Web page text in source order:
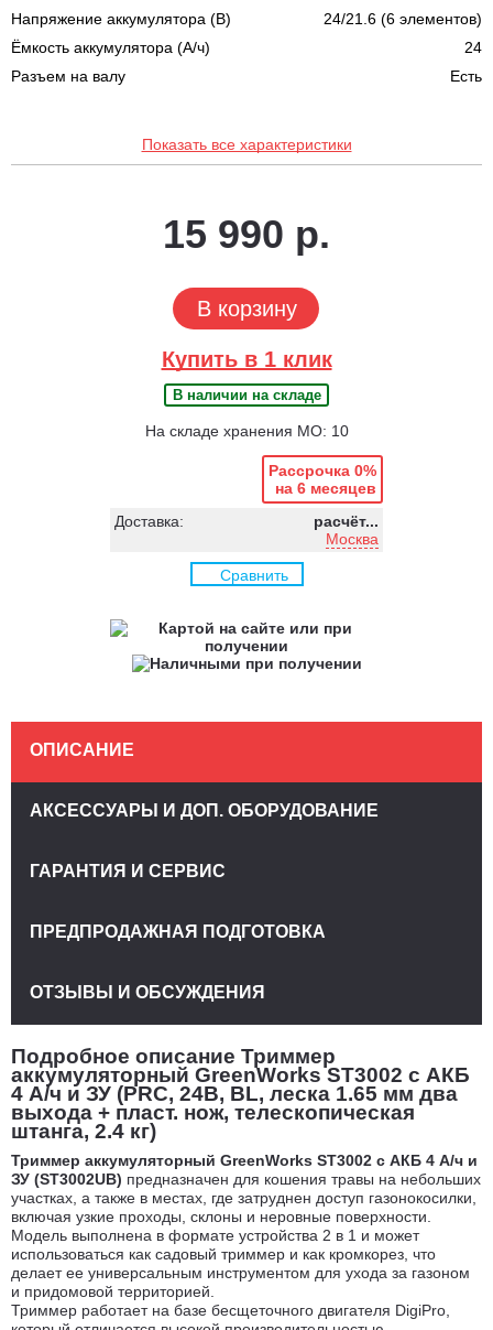
Напряжение аккумулятора (В)
24/21.6 (6 элементов)
Ёмкость аккумулятора (А/ч)
24
Разъем на валу
Есть
Показать все характеристики
15 990 р.
В корзину
Купить в 1 клик
В наличии на складе
На складе хранения МО: 10
Рассрочка 0%
на 6 месяцев
Доставка:
расчёт...
Москва
Сравнить
Подробное описание Триммер
аккумуляторный GreenWorks ST3002 с АКБ
4 А/ч и ЗУ (PRC, 24В, BL, леска 1.65 мм два
выхода + пласт. нож, телескопическая
штанга, 2.4 кг)
Триммер аккумуляторный GreenWorks ST3002 с АКБ 4 А/ч и
ЗУ (ST3002UB) предназначен для кошения травы на небольших
участках, а также в местах, где затруднен доступ газонокосилки,
включая узкие проходы, склоны и неровные поверхности.
Модель выполнена в формате устройства 2 в 1 и может
использоваться как садовый триммер и как кромкорез, что
делает ее универсальным инструментом для ухода за газоном
и придомовой территорией.
Триммер работает на базе бесщеточного двигателя DigiPro,
ОПИСАНИЕ
АКСЕССУАРЫ И ДОП. ОБОРУДОВАНИЕ
ГАРАНТИЯ И СЕРВИС
ПРЕДПРОДАЖНАЯ ПОДГОТОВКА
ОТЗЫВЫ И ОБСУЖДЕНИЯ